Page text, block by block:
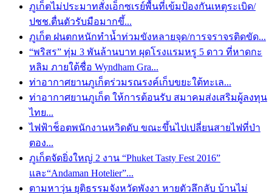
ภูเก็ตไม่ประมาทสั่งเอ็กซเรย์พื้นที่เข้มป้องกันเหตุระเบิด/
ปชช.ตื่นตัวรับมือมากขึ้...
ภูเก็ต ฝนตกหนักทำน้ำท่วมขังหลายจุด/การจราจรติดขัด...
“พริสร” ทุ่ม 3 พันล้านบาท ผุดโรงแรมหรู 5 ดาว ที่หาดกะ
หลิม ภายใต้ชื่อ Wyndham Gra...
ท่าอากาศยานภูเก็ตร่วมรณรงค์เก็บขยะใต้ทะเล...
ท่าอากาศยานภูเก็ต ให้การต้อนรับ สมาคมส่งเสริมผู้ลงทุน
ไทย...
ไฟฟ้าช็อตพนักงานหวิดดับ ขณะขึ้นไปเปลี่ยนสายไฟที่ป่า
ตอง...
ภูเก็ตจัดยิ่งใหญ่ 2 งาน “Phuket Tasty Fest 2016”
และ“Andaman Hotelier”...
ตามหาวุ่น ยุติธรรมจังหวัดพังงา หายตัวลึกลับ บ้านไม่